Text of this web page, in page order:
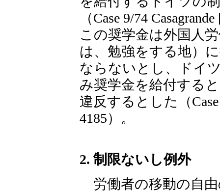
（Case 9/74
この奨学金は外国人
は、勉強をする地）
ならないとし、ドイ
み奨学金を給付する
違反するとした（
4185）。
2. 制限ないし例外
労働者の移動の自